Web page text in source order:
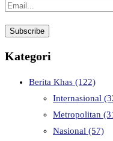
Kategori
Berita Khas (122)
Internasional
Metropolitan
Nasional (57)